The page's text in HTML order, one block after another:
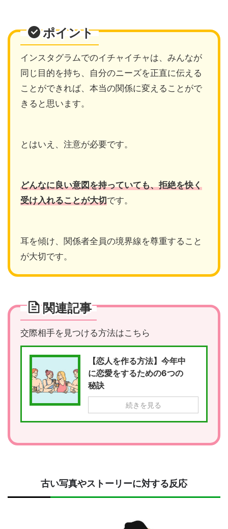
ポイント
インスタグラムでのイチャイチャは、みんなが
同じ目的を持ち、自分のニーズを正直に伝える
ことができれば、本当の関係に変えることがで
きると思います。
とはいえ、注意が必要です。
どんなに良い意図を持っていても、拒絶を快く
受け入れることが大切です。
耳を傾け、関係者全員の境界線を尊重すること
が大切です。
関連記事
交際相手を見つける方法はこちら
【恋人を作る方法】今年中
に恋愛をするための6つの
秘訣
続きを見る
古い写真やストーリーに対する反応